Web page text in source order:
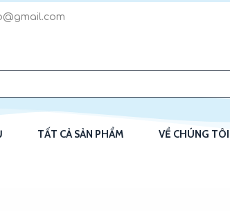
TẤT CẢ SẢN PHẨM VỀ CHÚNG TÔI